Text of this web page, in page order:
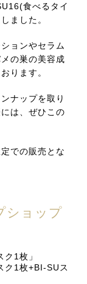
食べるタイ
ました。
ョンやセラム
の巣の美容成
ります。
ナップを取り
は、ぜひこの
での販売とな
ショップ
1枚」
ク1枚+BI-SUス